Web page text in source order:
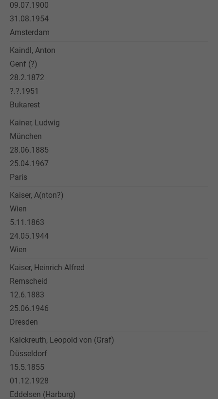
09.07.1900
31.08.1954
Amsterdam
Kaindl, Anton
Genf (?)
28.2.1872
?.?.1951
Bukarest
Kainer, Ludwig
München
28.06.1885
25.04.1967
Paris
Kaiser, A(nton?)
Wien
5.11.1863
24.05.1944
Wien
Kaiser, Heinrich Alfred
Remscheid
12.6.1883
25.06.1946
Dresden
Kalckreuth, Leopold von (Graf)
Düsseldorf
15.5.1855
01.12.1928
Eddelsen (Harburg)